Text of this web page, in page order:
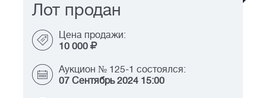
Лот продан
Цена продажи:
10 000
Аукцион № 125-1 состоялся:
07 Сентябрь 2024 15:00